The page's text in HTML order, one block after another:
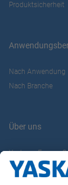
Produktsicherheit
Nach Anwendung
Nach Branche
Über uns
Yaskawa Europe
Karriere